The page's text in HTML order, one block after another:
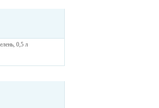
0,5 л